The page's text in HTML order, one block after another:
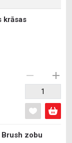
krāsas
zobu